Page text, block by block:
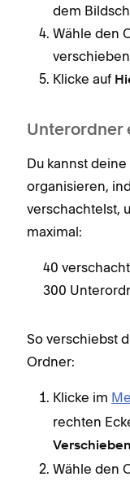
dem
Wähle den
Klicke auf
Unterordner
Du kannst
organisieren,
verschachtelst,
maximal:
40
300
So verschiebst
Ordner:
Klicke im
rechten
Wähle den